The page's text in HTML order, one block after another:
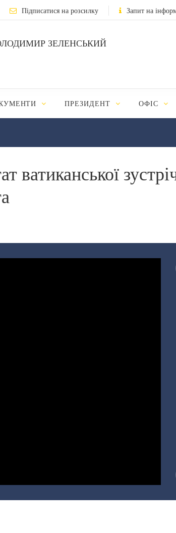
Підписатися на розсилку Запит на
ЗЕЛЕНСЬКИЙ
ПРЕЗИДЕНТ ОФІС